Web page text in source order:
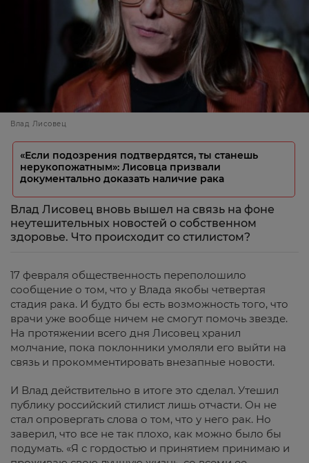
Влад Лисовец
«Если подозрения подтвердятся, ты станешь
нерукопожатным»: Лисовца призвали
документально доказать наличие рака
Влад Лисовец вновь вышел на связь на фоне
неутешительных новостей о собственном
здоровье. Что происходит со стилистом?
17 февраля общественность переполошило
сообщение о том, что у Влада якобы четвертая
стадия рака. И будто бы есть возможность того, что
врачи уже вообще ничем не смогут помочь звезде.
На протяжении всего дня Лисовец хранил
молчание, пока поклонники умоляли его выйти на
связь и прокомментировать внезапные новости.
И Влад действительно в итоге это сделал. Утешил
публику российский стилист лишь отчасти. Он не
стал опровергать слова о том, что у него рак. Но
заверил, что все не так плохо, как можно было бы
подумать. «Я с гордостью и принятием принимаю и